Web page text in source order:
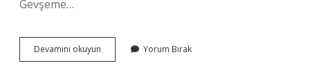
Gevşeme…
Devamını okuyun
Sistemler
Yorum Bırak